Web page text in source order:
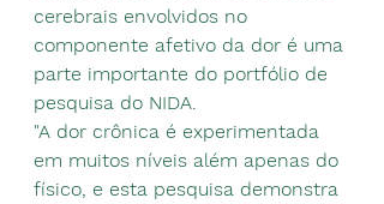
cerebrais envolvidos no
componente afetivo da dor é uma
parte importante do portfólio de
pesquisa do NIDA.
"A dor crônica é experimentada
em muitos níveis além apenas do
físico, e esta pesquisa demonstra